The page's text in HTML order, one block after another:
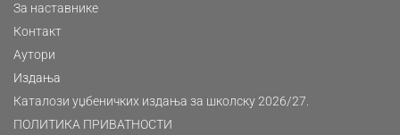
За наставнике
Контакт
Аутори
Издања
Каталози уџбеничких издања за школску 2026/27.
ПОЛИТИКА ПРИВАТНОСТИ